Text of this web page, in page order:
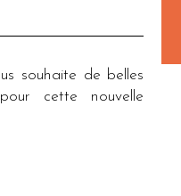
souhaite de belles
cette nouvelle